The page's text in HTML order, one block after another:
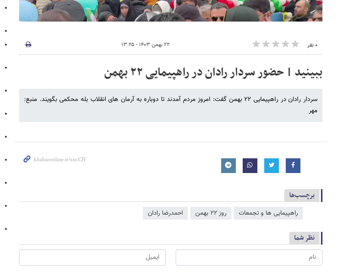
۰ نفر ۲۲ بهمن ۱۴۰۳ - ۱۳:۲۵
ببینید | حضور سردار رادان در راهپیمایی ۲۲ بهمن
سردار رادان در راهپیمایی ۲۲ بهمن گفت: امروز مردم آمدند تا دوباره به آرمان های انقلاب بله محکمی بگویند. منبع:
مهر
برچسب‌ها
راهپیمایی ها و تجمعات روز ۲۲ بهمن احمدرضا رادان
نظر شما